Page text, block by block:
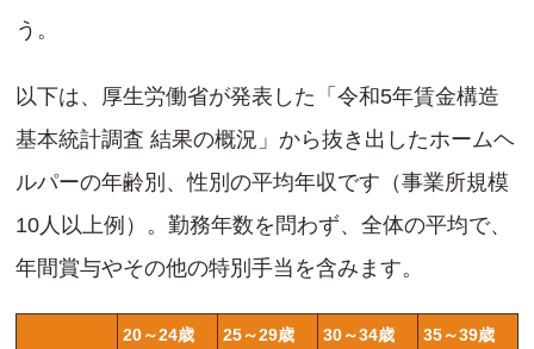
う。
以下は、厚生労働省が発表した「令和5年賃金構造
基本統計調査 結果の概況」から抜き出したホームヘ
ルパーの年齢別、性別の平均年収です（事業所規模
10人以上例）。勤務年数を問わず、全体の平均で、
年間賞与やその他の特別手当を含みます。
20～24歳 25～29歳 30～34歳 35～39歳